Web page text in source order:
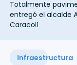
Totalmente
entregó el alcalde
Caracolí
Infraestructura